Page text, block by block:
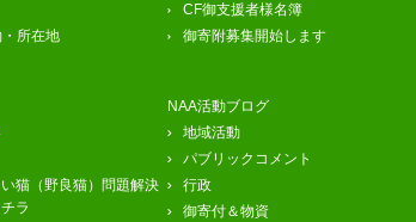
所在地
猫（野良猫）問題解決
ラ
CF御支援者様名簿
御寄附募集開始します
NAA活動ブログ
地域活動
パブリックコメント
行政
御寄付＆物資